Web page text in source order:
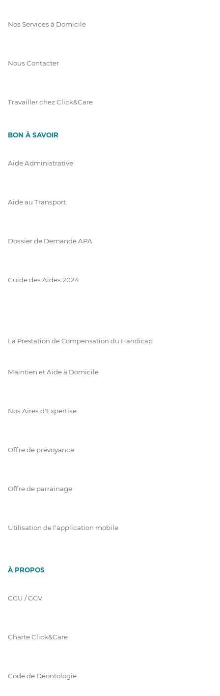
Nos Services à Domicile
Nous Contacter
Travailler chez Click&Care
BON À SAVOIR
Aide Administrative
Aide au Transport
Dossier de Demande APA
Guide des Aides 2024
La Prestation de Compensation du Handicap
Maintien et Aide à Domicile
Nos Aires d'Expertise
Offre de prévoyance
Offre de parrainage
Utilisation de l'application mobile
À PROPOS
CGU / GGV
Charte Click&Care
Code de Déontologie